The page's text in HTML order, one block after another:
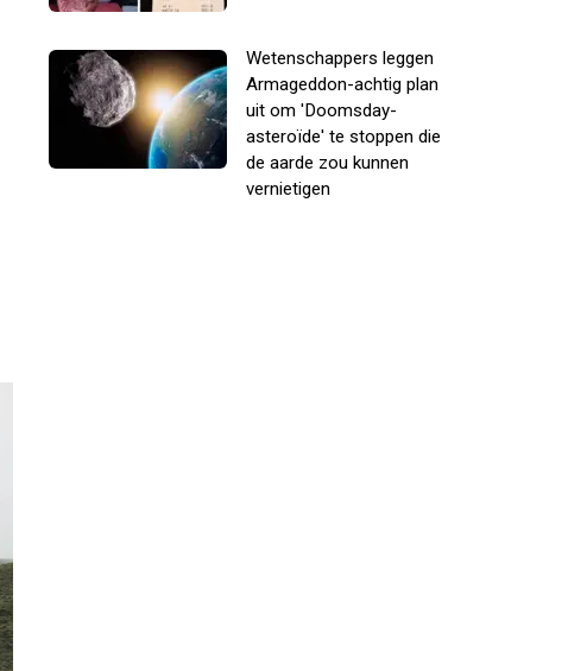
Wetenschappers leggen
Armageddon-achtig plan
uit om 'Doomsday-
asteroïde' te stoppen die
de aarde zou kunnen
vernietigen